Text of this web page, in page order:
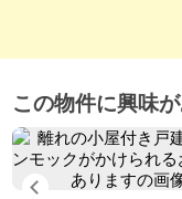
この物件に興味
Previous